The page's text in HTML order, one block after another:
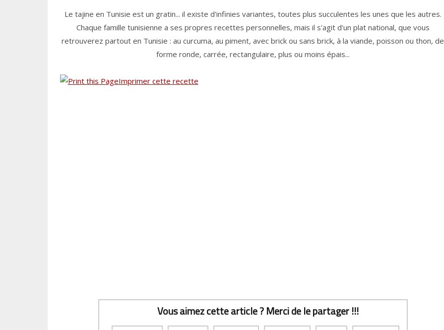
Le tajine en Tunisie est un gratin... il existe d'infinies variantes, toutes plus succulentes les unes que les autres.
Chaque famille tunisienne a ses propres recettes personnelles, mais il s'agit d'un plat national, que vous
retrouverez partout en Tunisie : au curcuma, au piment, avec brick ou sans brick, à la viande, poisson ou thon, de
forme ronde, carrée, rectangulaire, plus ou moins épais...
Imprimer cette recette
Vous aimez cette article ? Merci de le partager !!!